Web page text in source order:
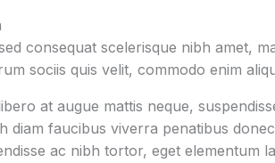
consequat scelerisque nibh amet,
sociis quis velit, commodo enim
at augue mattis neque,
diam faucibus viverra penatibus
ac nibh tortor, eget elementum